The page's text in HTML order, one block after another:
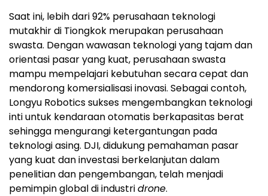
Saat ini, lebih dari 92% perusahaan teknologi
mutakhir di Tiongkok merupakan perusahaan
swasta. Dengan wawasan teknologi yang tajam dan
orientasi pasar yang kuat, perusahaan swasta
mampu mempelajari kebutuhan secara cepat dan
mendorong komersialisasi inovasi. Sebagai contoh,
Longyu Robotics sukses mengembangkan teknologi
inti untuk kendaraan otomatis berkapasitas berat
sehingga mengurangi ketergantungan pada
teknologi asing. DJI, didukung pemahaman pasar
yang kuat dan investasi berkelanjutan dalam
penelitian dan pengembangan, telah menjadi
pemimpin global di industridrone.